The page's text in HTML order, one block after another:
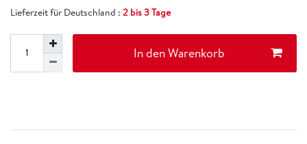
Lieferzeit für Deutschland : 2 bis 3 Tage
In den Warenkorb